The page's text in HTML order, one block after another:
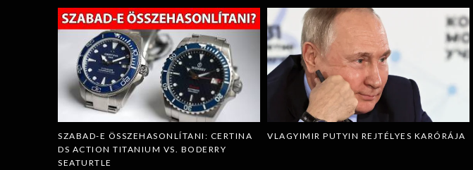
SZABAD-E ÖSSZEHASONLÍTANI: CERTINA
DS ACTION TITANIUM VS. BODERRY
SEATURTLE
VLAGYIMIR PUTYIN REJTÉLYES KARÓRÁJA